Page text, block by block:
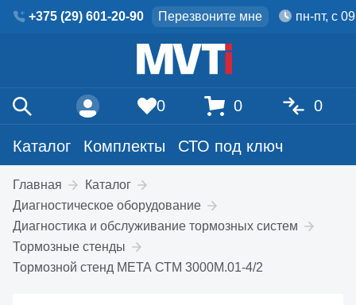
+375 (29) 601-20-90 Перезвоните мне пн-пт, с
Каталог Комплекты СТО под ключ
0 0 0
Главная
Каталог
Диагностическое оборудование
Диагностика и обслуживание тормозных систем
Тормозные стенды
Тормозной стенд МЕТА СТМ 3000М.01-4/2